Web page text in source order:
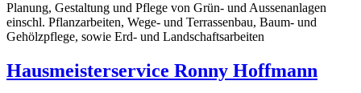
Planung, Gestaltung und Pflege von Grün- und Aussenanlagen
einschl. Pflanzarbeiten, Wege- und Terrassenbau, Baum- und
Gehölzpflege, sowie Erd- und Landschaftsarbeiten
Hausmeisterservice Ronny Hoffmann